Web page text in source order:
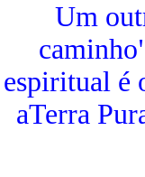
Um
espiritual é
aTerra